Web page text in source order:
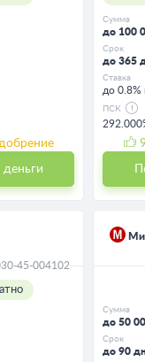
деньги
Сумма
до 100
Срок
до 365
Ставка
до 0.8%
ПСК
45-004102
Сумма
до 50
Срок
до 90